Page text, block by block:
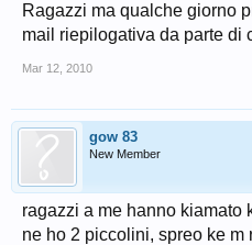
Ragazzi ma qualche giorno
mail riepilogativa da parte di
Mar 12, 2010
gow 83
New Member
ragazzi a me hanno kiamato
ne ho 2 piccolini, spreo ke